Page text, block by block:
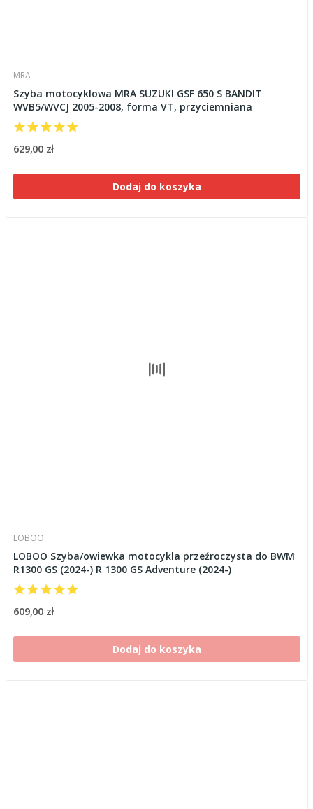
MRA
Szyba motocyklowa MRA SUZUKI GSF 650 S BANDIT
WVB5/WVCJ 2005-2008, forma VT, przyciemniana
629,00 zł
Dodaj do koszyka
LOBOO
LOBOO Szyba/owiewka motocykla przeźroczysta do BWM
R1300 GS (2024-) R 1300 GS Adventure (2024-)
609,00 zł
Dodaj do koszyka